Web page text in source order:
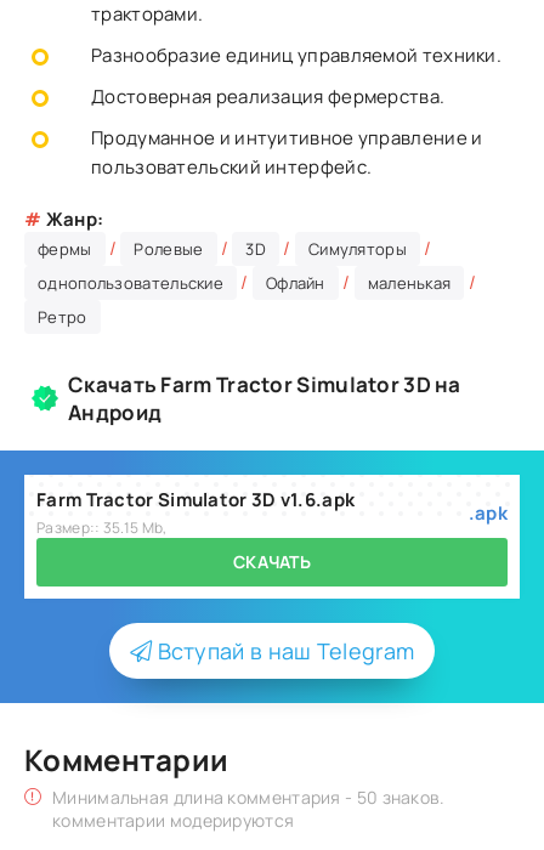
тракторами.
Разнообразие единиц управляемой техники.
Достоверная реализация фермерства.
Продуманное и интуитивное управление и
пользовательский интерфейс.
# Жанр:
фермы / Ролевые / 3D / Симуляторы /
однопользовательские / Офлайн / маленькая /
Ретро
Скачать Farm Tractor Simulator 3D на
Андроид
Farm Tractor Simulator 3D v1.6.apk
Размер:: 35.15 Mb,
.apk
СКАЧАТЬ
Вступай в наш Telegram
Комментарии
Минимальная длина комментария - 50 знаков.
комментарии модерируются